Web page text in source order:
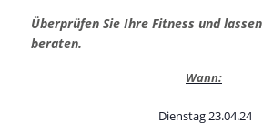
Überprüfen Sie Ihre Fitness und lassen
beraten.
Wann:
Dienstag 23.04.24